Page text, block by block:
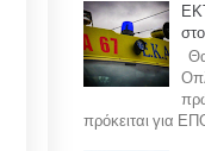
πρόκειται για